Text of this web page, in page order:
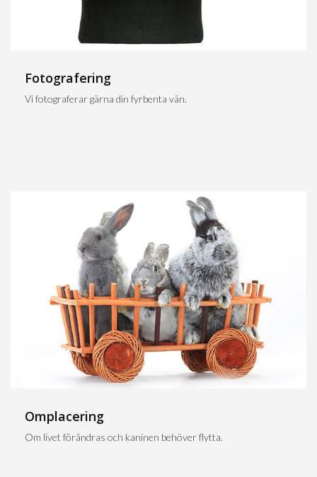
Fotografering
Vi fotograferar gärna din fyrbenta vän.
Omplacering
Om livet förändras och kaninen behöver flytta.